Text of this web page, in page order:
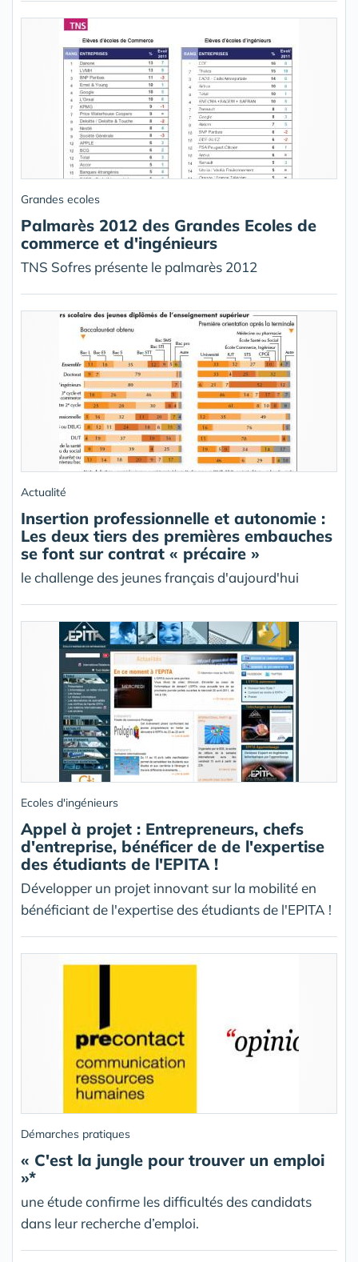
Grandes ecoles
Palmarès 2012 des Grandes Ecoles de
commerce et d'ingénieurs
TNS Sofres présente le palmarès 2012
Actualité
Insertion professionnelle et autonomie :
Les deux tiers des premières embauches
se font sur contrat « précaire »
le challenge des jeunes français d'aujourd'hui
Ecoles d'ingénieurs
Appel à projet : Entrepreneurs, chefs
d'entreprise, bénéficer de de l'expertise
des étudiants de l'EPITA !
Développer un projet innovant sur la mobilité en
bénéficiant de l'expertise des étudiants de l'EPITA !
Démarches pratiques
« C'est la jungle pour trouver un emploi
»*
une étude confirme les difficultés des candidats
dans leur recherche d’emploi.